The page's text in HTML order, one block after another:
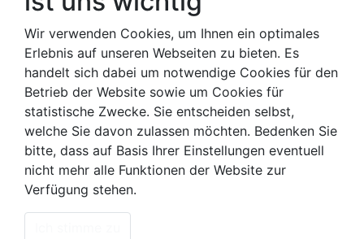
Wir verwenden Cookies, um Ihnen ein optimales
Erlebnis auf unseren Webseiten zu bieten. Es
handelt sich dabei um notwendige Cookies für den
Betrieb der Website sowie um Cookies für
statistische Zwecke. Sie entscheiden selbst,
welche Sie davon zulassen möchten. Bedenken Sie
bitte, dass auf Basis Ihrer Einstellungen eventuell
nicht mehr alle Funktionen der Website zur
Verfügung stehen.